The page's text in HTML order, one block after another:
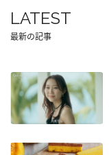
LATEST
最新の記事